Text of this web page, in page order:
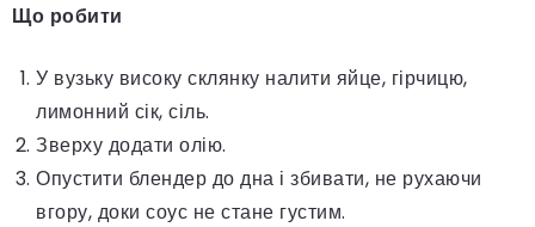
Що робити
У вузьку високу склянку налити яйце, гірчицю,
лимонний сік, сіль.
Зверху додати олію.
Опустити блендер до дна і збивати, не рухаючи
вгору, доки соус не стане густим.